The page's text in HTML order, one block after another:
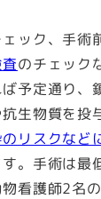
ック、手術
のチェック
予定通り、
生物質を投
リスクなど
。手術は最
看護師2名